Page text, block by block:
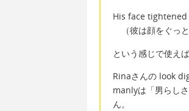
His face
（彼は顔をぐっと
という感じで使え
Rinaさんの look
manlyは「男らし
ん。